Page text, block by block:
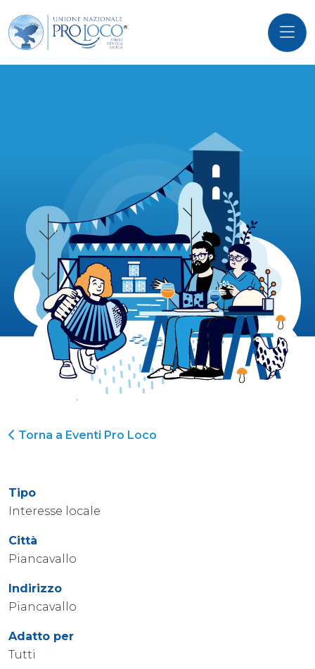
Torna a Eventi Pro Loco
Tipo
Interesse locale
Città
Piancavallo
Indirizzo
Piancavallo
Adatto per
Tutti